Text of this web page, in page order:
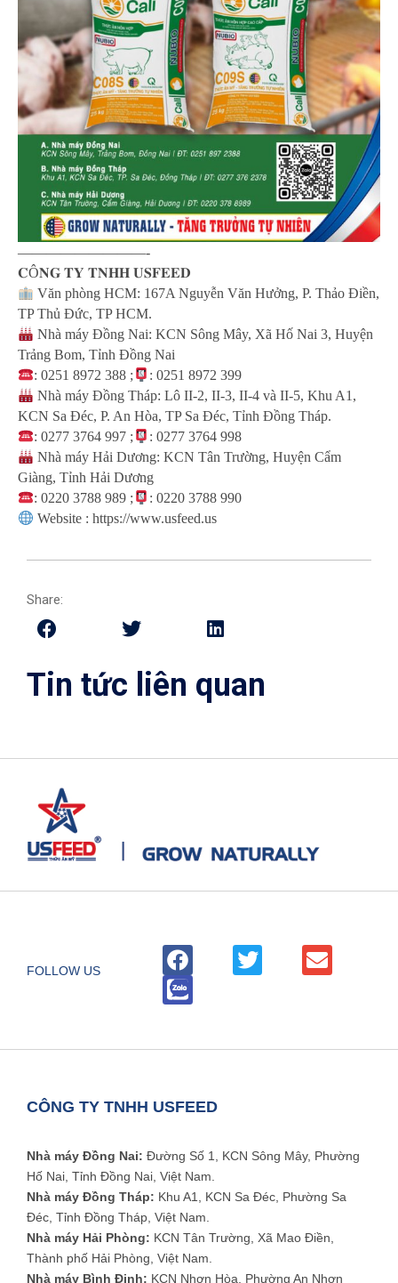
—————————-
𝐂Ô𝐍𝐆 𝐓𝐘 𝐓𝐍𝐇𝐇 𝐔𝐒𝐅𝐄𝐄𝐃
Văn phòng HCM: 167A Nguyễn Văn Hưởng, P. Thảo Điền,
TP Thủ Đức, TP HCM.
Nhà máy Đồng Nai: KCN Sông Mây, Xã Hố Nai 3, Huyện
Trảng Bom, Tỉnh Đồng Nai
: 0251 8972 388 ;
: 0251 8972 399
Nhà máy Đồng Tháp: Lô II-2, II-3, II-4 và II-5, Khu A1,
KCN Sa Đéc, P. An Hòa, TP Sa Đéc, Tỉnh Đồng Tháp.
: 0277 3764 997 ;
: 0277 3764 998
Nhà máy Hải Dương: KCN Tân Trường, Huyện Cẩm
Giàng, Tỉnh Hải Dương
: 0220 3788 989 ;
: 0220 3788 990
Website : https://www.usfeed.us
Share:
Tin tức liên quan
FOLLOW US
CÔNG TY TNHH USFEED
Nhà máy Đồng Nai: Đường Số 1, KCN Sông Mây, Phường
Hố Nai, Tỉnh Đồng Nai, Việt Nam.
Nhà máy Đồng Tháp: Khu A1, KCN Sa Đéc, Phường Sa
Đéc, Tỉnh Đồng Tháp, Việt Nam.
Nhà máy Hải Phòng: KCN Tân Trường, Xã Mao Điền,
Thành phố Hải Phòng, Việt Nam.
Nhà máy Bình Định: KCN Nhơn Hòa, Phường An Nhơn